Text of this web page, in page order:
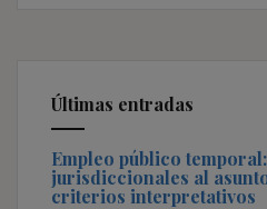
Últimas entradas
Empleo público
jurisdiccionales al
criterios interpretativos